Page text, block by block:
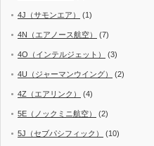
4J（サモンエア） (1)
4N（エアノース航空） (7)
4O（インテルジェット） (3)
4U（ジャーマンウイング） (2)
4Z（エアリンク） (4)
5E（ノックミニ航空） (2)
5J（セブパシフィック） (10)